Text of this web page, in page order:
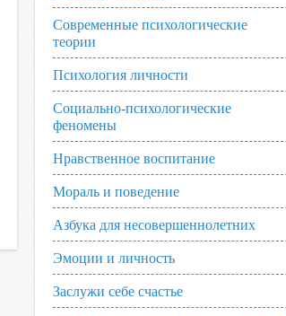
Современные психологические
теории
Психология личности
Социально-психологические
феномены
Нравственное воспитание
Мораль и поведение
Азбука для несовершеннолетних
Эмоции и личность
Заслужи себе счастье